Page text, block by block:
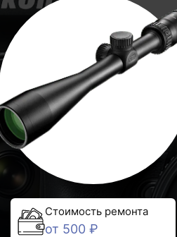
Стоимость ремонта
от 500 ₽